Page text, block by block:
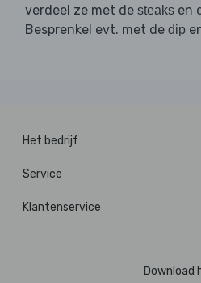
verdeel ze met de steaks en
Besprenkel evt. met de dip
Het bedrijf
Service
Klantenservice
Download